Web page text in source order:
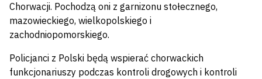
Chorwacji. Pochodzą oni z garnizonu stołecznego,
mazowieckiego, wielkopolskiego i
zachodniopomorskiego.
Policjanci z Polski będą wspierać chorwackich
funkcjonariuszy podczas kontroli drogowych i kontroli